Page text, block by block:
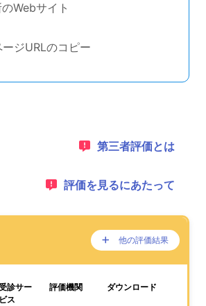
Webサイト
ジURLのコピー
1：
第三者評価とは
2：
評価を見るにあたって
クの読み上げは以上です。
表するためのエリアです。
ここに過去の公表
他の評価結果
が、あります。
評価結果をPDFでダウンロードするこ
診サー
ビス
評価機関 ダウンロード